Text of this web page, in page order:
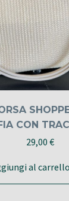
CON
29,00 €
al carrello